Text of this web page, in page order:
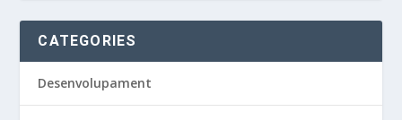
CATEGORIES
Desenvolupament